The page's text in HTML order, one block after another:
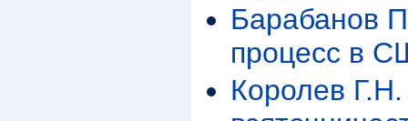
Барабанов
процесс в
Королев